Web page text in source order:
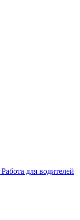
Работа для водителей